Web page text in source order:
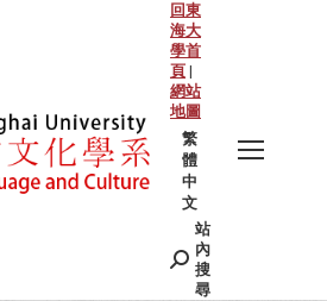
回東
海大
學首
頁 |
網站
地圖
繁
體
中
文
Search:
站
內
搜
尋